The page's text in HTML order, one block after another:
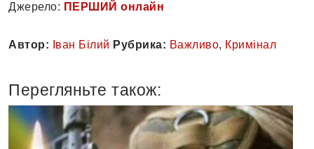
Джерело: ПЕРШИЙ онлайн
Автор: Іван Білий Рубрика: Важливо, Кримінал
Перегляньте також: